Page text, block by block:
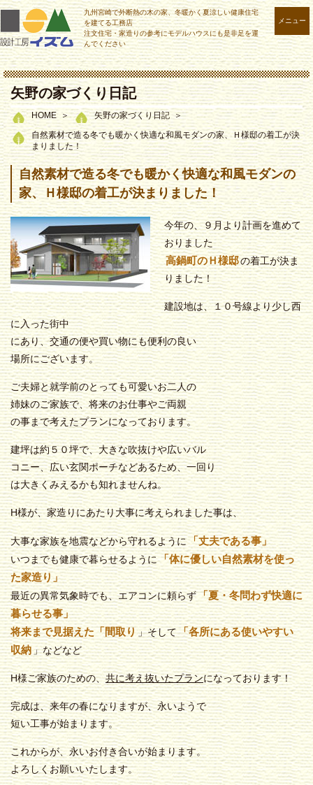
メニュー
九州宮崎で外断熱の木の家、冬暖かく夏涼しい健康住宅
を建てる工務店
注文住宅・家造りの参考にモデルハウスにも是非足を運
んでください
矢野の家づくり日記
HOME
矢野の家づくり日記
自然素材で造る冬でも暖かく快適な和風モダンの家、Ｈ様邸の着工が決
まりました！
自然素材で造る冬でも暖かく快適な和風モダンの
家、Ｈ様邸の着工が決まりました！
今年の、９月より計画を進めて
おりました
高鍋町のＨ様邸の着工が決ま
りました！
建設地は、１０号線より少し西
に入った街中
にあり、交通の便や買い物にも便利の良い
場所にございます。
ご夫婦と就学前のとっても可愛いお二人の
姉妹のご家族で、将来のお仕事やご両親
の事まで考えたプランになっております。
建坪は約５０坪で、大きな吹抜けや広いバル
コニー、広い玄関ポーチなどあるため、一回り
は大きくみえるかも知れませんね。
H様が、家造りにあたり大事に考えられました事は、
大事な家族を地震などから守れるように「丈夫である事」
いつまでも健康で暮らせるように「体に優しい自然素材を使っ
た家造り」
最近の異常気象時でも、エアコンに頼らず「夏・冬問わず快適に
暮らせる事」
将来まで見据えた「間取り」そして「各所にある使いやすい
収納」などなど
H様ご家族のための、共に考え抜いたプランになっております！
完成は、来年の春になりますが、永いようで
短い工事が始まります。
これからが、永いお付き合いが始まります。
よろしくお願いいたします。